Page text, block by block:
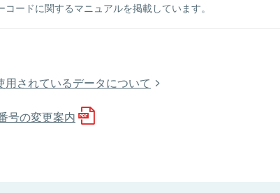
ードに関するマニュアルを掲載しています。
用されているデータについて
号の変更案内